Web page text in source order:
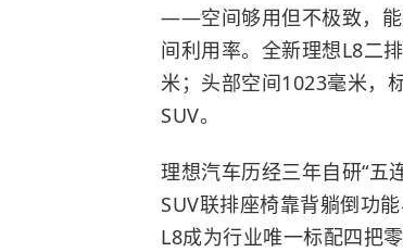
——空间够用但不极致，能
间利用率。全新理想L8二
米；头部空间1023毫米，
SUV。
理想汽车历经三年自研“五
SUV联排座椅靠背躺倒功
L8成为行业唯一标配四把